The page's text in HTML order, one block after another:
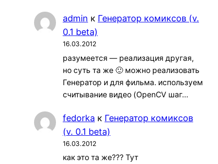
admin к Генератор комиксов (v.
0.1 beta)
16.03.2012
разумеется — реализация другая,
но суть та же 🙂 можно реализовать
Генератор и для фильма. используем
считывание видео (OpenCV шаг…
fedorka к Генератор комиксов
(v. 0.1 beta)
16.03.2012
как это та же??? Тут